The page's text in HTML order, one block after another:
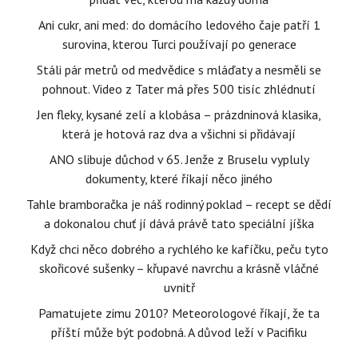
Ani cukr, ani med: do domácího ledového čaje patří 1
surovina, kterou Turci používají po generace
Stáli pár metrů od medvědice s mláďaty a nesměli se
pohnout. Video z Tater má přes 500 tisíc zhlédnutí
Jen fleky, kysané zelí a klobása – prázdninová klasika,
která je hotová raz dva a všichni si přidávají
ANO slibuje důchod v 65. Jenže z Bruselu vypluly
dokumenty, které říkají něco jiného
Tahle bramboračka je náš rodinný poklad – recept se dědí
a dokonalou chuť jí dává právě tato speciální jíška
Když chci něco dobrého a rychlého ke kafíčku, peču tyto
skořicové sušenky – křupavé navrchu a krásně vláčné
uvnitř
Pamatujete zimu 2010? Meteorologové říkají, že ta
příští může být podobná. A důvod leží v Pacifiku